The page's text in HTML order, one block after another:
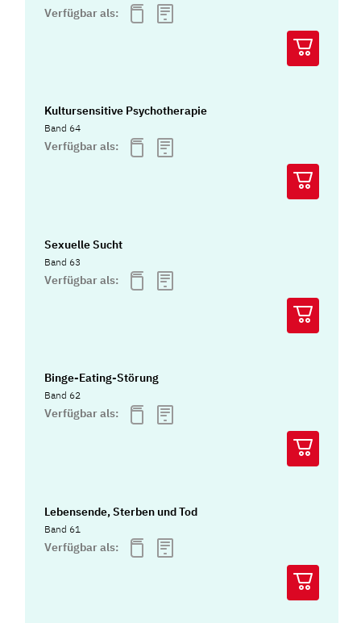
Verfügbar als:
Kultursensitive Psychotherapie
Band 64
Verfügbar als:
Sexuelle Sucht
Band 63
Verfügbar als:
Binge-Eating-Störung
Band 62
Verfügbar als:
Lebensende, Sterben und Tod
Band 61
Verfügbar als: